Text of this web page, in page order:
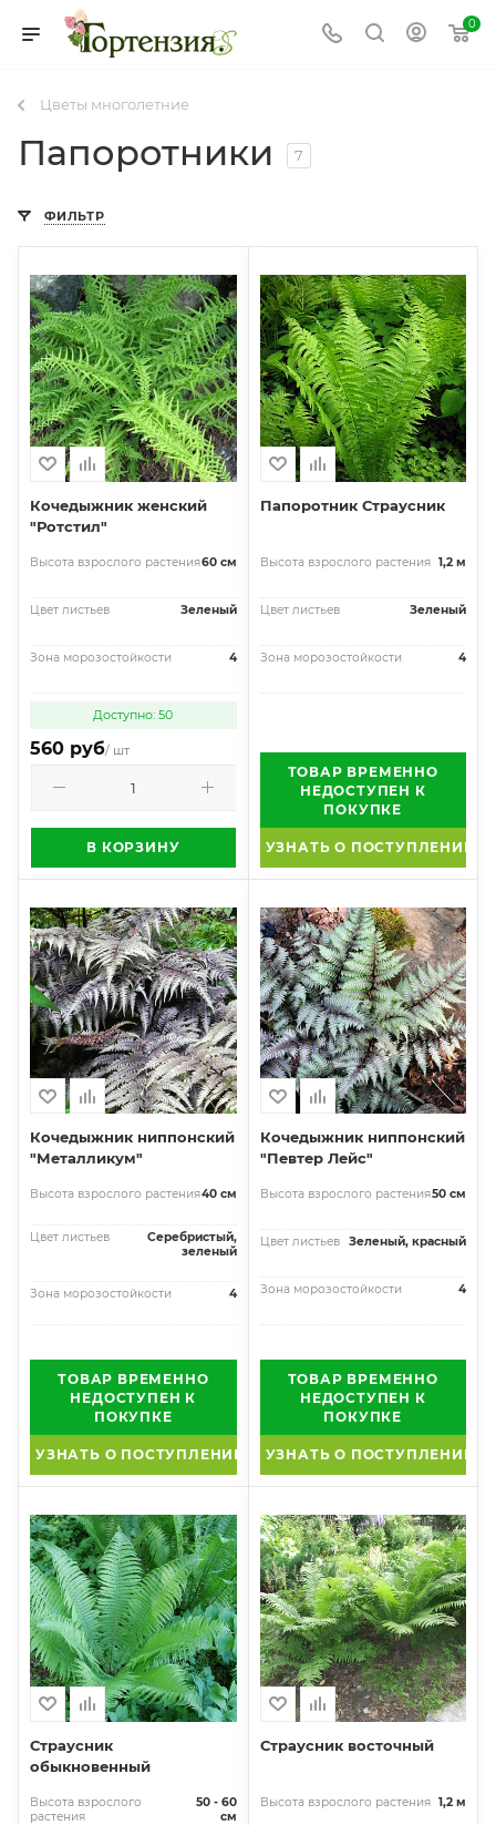
0
Цветы многолетние
Папоротники 7
ФИЛЬТР
Кочедыжник женский
"Ротстил"
Высота взрослого растения60 см
Цвет листьев Зеленый
Зона морозостойкости 4
Доступно: 50
560 руб/ шт
В КОРЗИНУ
Папоротник Страусник
Высота взрослого растения 1,2 м
Цвет листьев Зеленый
Зона морозостойкости 4
ТОВАР ВРЕМЕННО
НЕДОСТУПЕН К
ПОКУПКЕ
УЗНАТЬ О ПОСТУПЛЕНИИ
Кочедыжник ниппонский
"Металликум"
Высота взрослого растения40 см
Цвет листьев
Серебристый,
зеленый
Зона морозостойкости 4
ТОВАР ВРЕМЕННО
НЕДОСТУПЕН К
ПОКУПКЕ
УЗНАТЬ О ПОСТУПЛЕНИИ
Кочедыжник ниппонский
"Певтер Лейс"
Высота взрослого растения50 см
Цвет листьев Зеленый, красный
Зона морозостойкости 4
ТОВАР ВРЕМЕННО
НЕДОСТУПЕН К
ПОКУПКЕ
УЗНАТЬ О ПОСТУПЛЕНИИ
Страусник
обыкновенный
Высота взрослого
растения
50 - 60
см
Страусник восточный
Высота взрослого растения 1,2 м